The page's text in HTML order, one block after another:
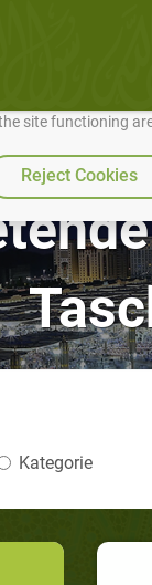
and so we can
site functioning
Reject Cookies
Kategorie